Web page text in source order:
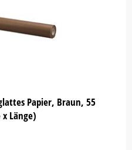
Papier, Braun, 55
Länge)